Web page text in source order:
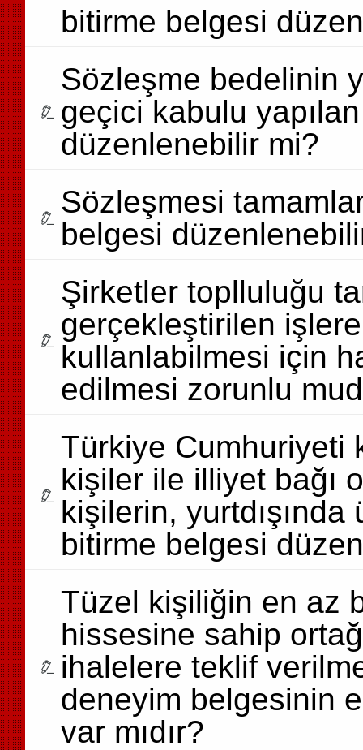
bitirme belgesi
Sözleşme bedelinin
geçici kabulu
düzenlenebilir mi?
Sözleşmesi
belgesi
Şirketler toplluluğu
gerçekleştirilen
kullanlabilmesi için
edilmesi zorunlu
Türkiye Cumhuriyeti
kişiler ile illiyet bağı
kişilerin,
bitirme belgesi
Tüzel kişiliğin en az
hissesine sahip
ihalelere teklif
deneyim belgesinin
var mıdır?